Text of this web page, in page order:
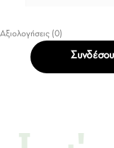
Αξιολογήσεις (0)
Συνδέσου